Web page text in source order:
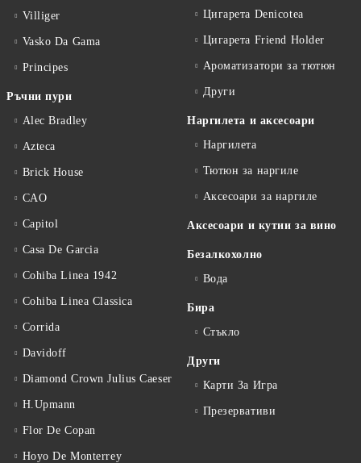
Villiger
Vasko Da Gama
Principes
Ръчни пури
Alec Bradley
Azteca
Brick House
CAO
Capitol
Casa De Garcia
Cohiba Linea 1942
Cohiba Linea Classica
Corrida
Davidoff
Diamond Crown Julius Caeser
H.Upmann
Flor De Copan
Hoyo De Monterrey
Цигарета Denicotea
Цигарета Friend Holder
Ароматизатори за тютюн
Други
Наргилета и аксесоари
Наргилета
Тютюн за наргиле
Аксесоари за наргиле
Аксесоари и кутии за вино
Безалкохолно
Вода
Бира
Стъкло
Други
Карти За Игра
Презервативи